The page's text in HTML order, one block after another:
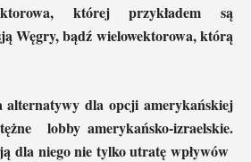
której przykładem są
Węgry, bądź wielowektorowa, którą
alternatywy dla opcji amerykańskiej
lobby amerykańsko-izraelskie.
dla niego nie tylko utratę wpływów